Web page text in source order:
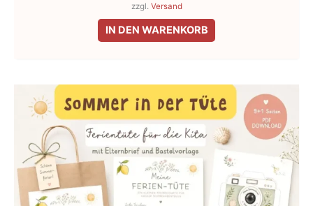
zzgl. Versand
IN DEN WARENKORB